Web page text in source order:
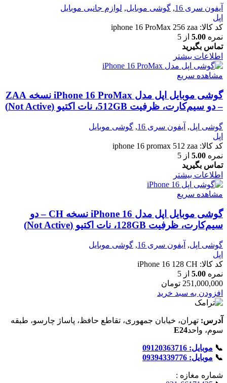
آیفون سری 16 , گوشی موبایل, لوازم جانبی موبایل
اپل
کد کالا: iphone 16 ProMax 256 zaa
نمره 5.00 از 5
تماس بگیرید
اطلاعات بیشتر
مشاهده سریع
گوشی موبایل اپل مدل iPhone 16 ProMax نسخه ZAA
– دو سیم‌کارت، ظرفیت 512GB، نات اکتیو (Not Active)
گوشی اپل, آیفون سری 16 , گوشی موبایل
اپل
کد کالا: iphone 16 promax 512 zaa
نمره 5.00 از 5
تماس بگیرید
اطلاعات بیشتر
مشاهده سریع
گوشی موبایل اپل مدل iPhone 16 نسخه CH – دو
سیم‌کارت، ظرفیت 128GB، نات اکتیو (Not Active)
گوشی اپل, آیفون سری 16 , گوشی موبایل
اپل
کد کالا: iPhone 16 128 CH
نمره 5.00 از 5
251,000,000 تومان
افزودن به سبد خرید
آدرس: تهران، خیابان جمهوری، تقاطع حافظ، پاساژ چارسو، طبقه
سوم، واحدE24
📞 موبایل: 09120363716
📞 موبایل: 09394339776
شماره‌ مغازه :